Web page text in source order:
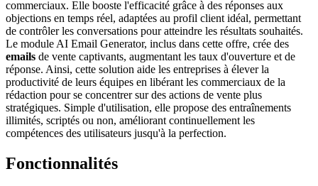
commerciaux. Elle booste l'efficacité grâce à des réponses aux
objections en temps réel, adaptées au profil client idéal, permettant
de contrôler les conversations pour atteindre les résultats souhaités.
Le module AI Email Generator, inclus dans cette offre, crée des
emails de vente captivants, augmentant les taux d'ouverture et de
réponse. Ainsi, cette solution aide les entreprises à élever la
productivité de leurs équipes en libérant les commerciaux de la
rédaction pour se concentrer sur des actions de vente plus
stratégiques. Simple d'utilisation, elle propose des entraînements
illimités, scriptés ou non, améliorant continuellement les
compétences des utilisateurs jusqu'à la perfection.
Fonctionnalités